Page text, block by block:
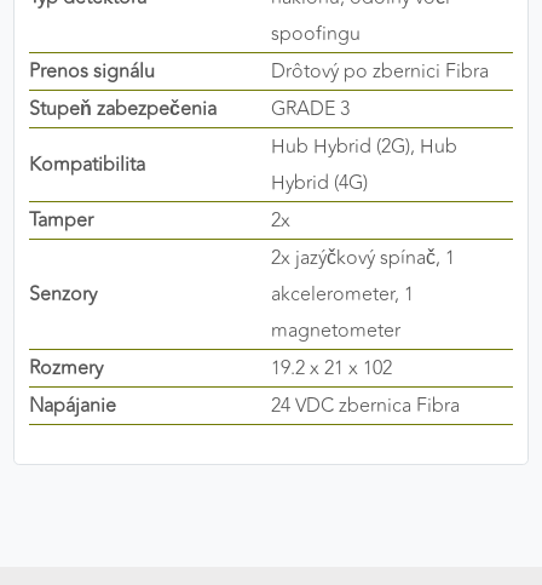
spoofingu
Prenos signálu
Drôtový po zbernici Fibra
Stupeň zabezpečenia
GRADE 3
Kompatibilita
Hub Hybrid (2G), Hub
Hybrid (4G)
Tamper
2x
Senzory
2x jazýčkový spínač, 1
akcelerometer, 1
magnetometer
Rozmery
19.2 x 21 x 102
Napájanie
24 VDC zbernica Fibra
výkon a funkčnosť našich stránok.
Google Analytics
Poskytovateľ: Google
MARKETINGOVÉ COOKIES
Marketingové cookies sa používajú na sledovanie
správania používateľov naprieč webovými
stránkami. Umožňujú nám a našim partnerom
zobrazovať cielenú a relevantnú reklamu, a to na
našom webe aj v reklamných sieťach tretích strán.